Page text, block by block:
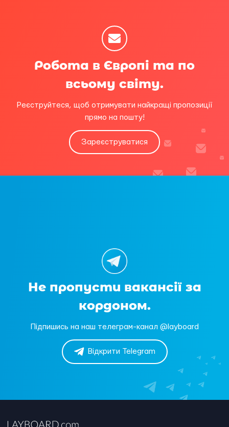
Робота в Європі та по
всьому світу.
Реєструйтеся, щоб отримувати найкращі пропозиції
прямо на пошту!
Зареєструватися
Не пропусти вакансії за
кордоном.
Підпишись на наш телеграм-канал @layboard
Відкрити Telegram